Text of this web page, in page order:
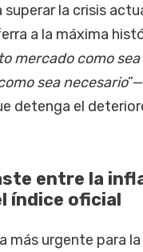
la crisis
a la máxima
mercado como
sea necesario
detenga el
entre la
índice oficial
más urgente para